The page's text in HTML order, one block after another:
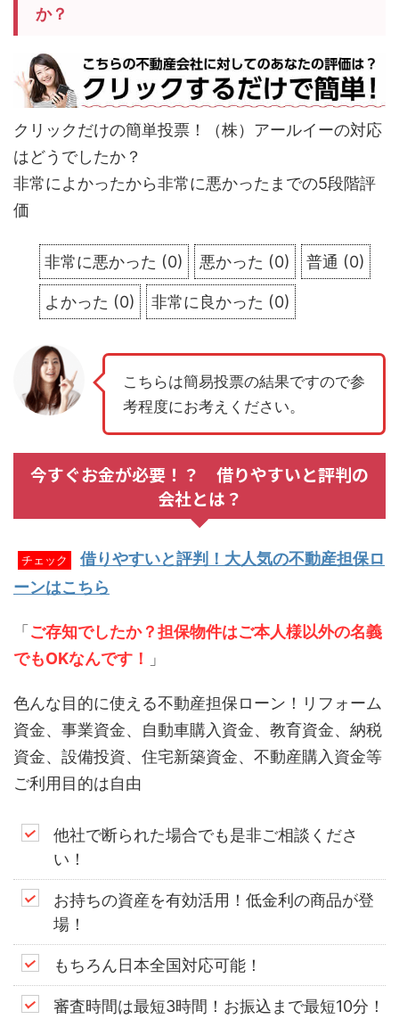
か？
クリックだけの簡単投票！（株）アールイーの対応
はどうでしたか？
非常によかったから非常に悪かったまでの5段階評
価
非常に悪かった (0) 悪かった (0) 普通 (0)
よかった (0) 非常に良かった (0)
こちらは簡易投票の結果ですので参
考程度にお考えください。
今すぐお金が必要！？ 借りやすいと評判の
会社とは？
チェック
借りやすいと評判！大人気の不動産担保ロ
ーンはこちら
「 ご存知でしたか？担保物件はご本人様以外の名義
でもOKなんです！
」
色んな目的に使える不動産担保ローン！リフォーム
資金、事業資金、自動車購入資金、教育資金、納税
資金、設備投資、住宅新築資金、不動産購入資金等
ご利用目的は自由
他社で断られた場合でも是非ご相談くださ
い！
お持ちの資産を有効活用！低金利の商品が登
場！
もちろん日本全国対応可能！
審査時間は最短3時間！お振込まで最短10分！